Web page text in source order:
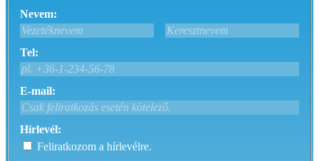
Nevem:
Tel:
E-mail:
Hírlevél:
Feliratkozom a hírlevélre.